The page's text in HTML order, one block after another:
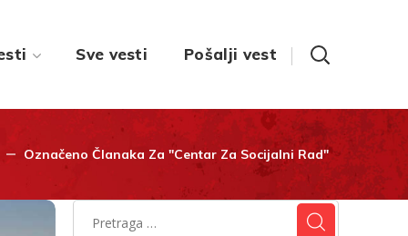
Sve vesti Pošalji vest
Označeno Članaka Za "Centar Za Socijalni Rad"